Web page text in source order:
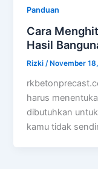
Panduan
Cara
Hasil
Rizki/ November
harus
dibutuhkan
kamu tidak